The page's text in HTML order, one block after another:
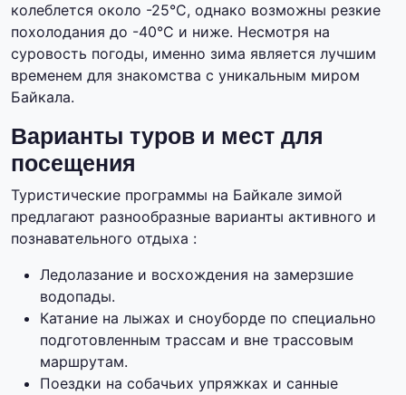
колеблется около -25°C, однако возможны резкие
похолодания до -40°C и ниже. Несмотря на
суровость погоды, именно зима является лучшим
временем для знакомства с уникальным миром
Байкала.
Варианты туров и мест для
посещения
Туристические программы на Байкале зимой
предлагают разнообразные варианты активного и
познавательного отдыха :
Ледолазание и восхождения на замерзшие
водопады.
Катание на лыжах и сноуборде по специально
подготовленным трассам и вне трассовым
маршрутам.
Поездки на собачьих упряжках и санные